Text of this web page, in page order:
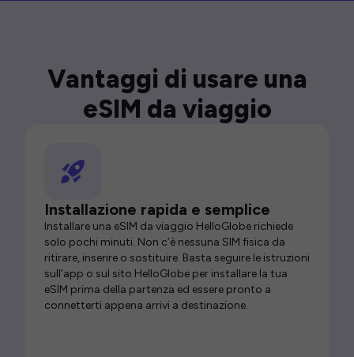
Vantaggi di usare una
eSIM da viaggio
Installazione rapida e semplice
Installare una eSIM da viaggio HelloGlobe richiede
solo pochi minuti. Non c’è nessuna SIM fisica da
ritirare, inserire o sostituire. Basta seguire le istruzioni
sull’app o sul sito HelloGlobe per installare la tua
eSIM prima della partenza ed essere pronto a
connetterti appena arrivi a destinazione.